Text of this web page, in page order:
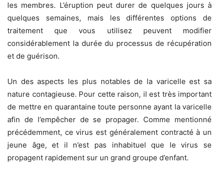
les membres. L’éruption peut durer de quelques jours à
quelques semaines, mais les différentes options de
traitement que vous utilisez peuvent modifier
considérablement la durée du processus de récupération
et de guérison.
Un des aspects les plus notables de la varicelle est sa
nature contagieuse. Pour cette raison, il est très important
de mettre en quarantaine toute personne ayant la varicelle
afin de l’empêcher de se propager. Comme mentionné
précédemment, ce virus est généralement contracté à un
jeune âge, et il n’est pas inhabituel que le virus se
propagent rapidement sur un grand groupe d’enfant.